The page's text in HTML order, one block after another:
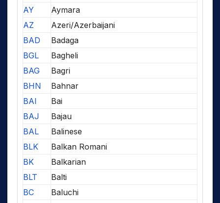
AY
Aymara
AZ
Azeri/Azerbaijani
BAD
Badaga
BGL
Bagheli
BAG
Bagri
BHN
Bahnar
BAI
Bai
BAJ
Bajau
BAL
Balinese
BLK
Balkan Romani
BK
Balkarian
BLT
Balti
BC
Baluchi